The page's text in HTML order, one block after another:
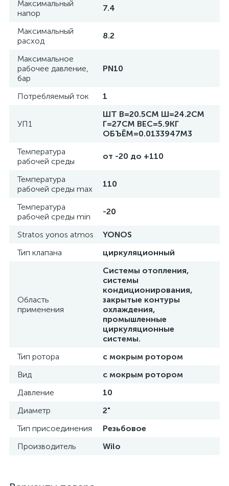
Максимальный
напор
7.4
Максимальный
расход
8.2
Максимальное
рабочее давление,
бар
PN10
Потребляемый ток 1
УП1
ШТ В=20.5СМ Ш=24.2СМ
Г=27СМ ВЕС=5.9КГ
ОБЪЁМ=0.0133947М3
Температура
рабочей среды
от -20 до +110
Температура
рабочей среды max
110
Температура
рабочей среды min
-20
Stratos yonos atmos
YONOS
Тип клапана
циркуляционный
Область
применения
Системы отопления,
системы
кондиционирования,
закрытые контуры
охлаждения,
промышленные
циркуляционные
системы.
Тип ротора
с мокрым ротором
Вид
с мокрым ротором
Давление
10
Диаметр
2"
Тип присоединения
Резьбовое
Производитель
Wilo